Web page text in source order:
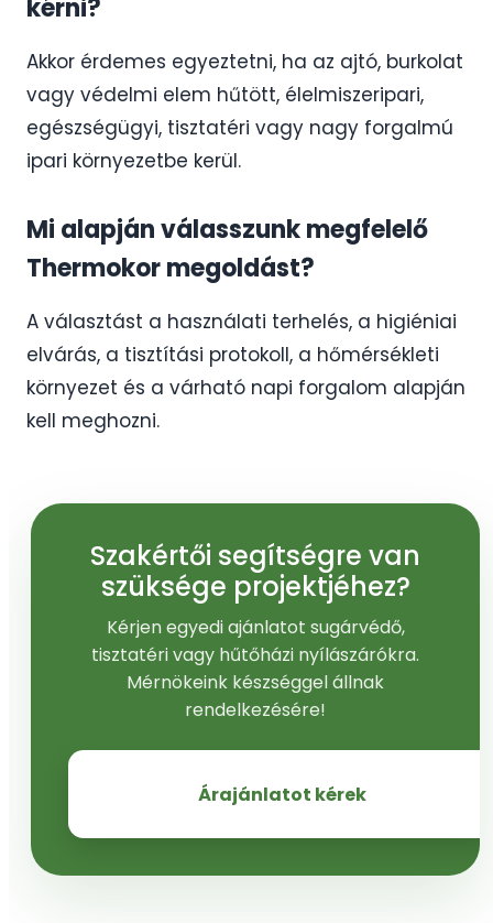
kérni?
Akkor érdemes egyeztetni, ha az ajtó, burkolat
vagy védelmi elem hűtött, élelmiszeripari,
egészségügyi, tisztatéri vagy nagy forgalmú
ipari környezetbe kerül.
Mi alapján válasszunk megfelelő
Thermokor megoldást?
A választást a használati terhelés, a higiéniai
elvárás, a tisztítási protokoll, a hőmérsékleti
környezet és a várható napi forgalom alapján
kell meghozni.
Szakértői segítségre van
szüksége projektjéhez?
Kérjen egyedi ajánlatot sugárvédő,
tisztatéri vagy hűtőházi nyílászárókra.
Mérnökeink készséggel állnak
rendelkezésére!
Árajánlatot kérek